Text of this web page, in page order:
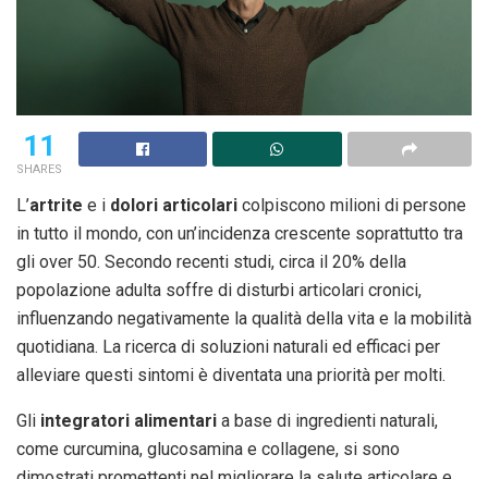
11
SHARES
L’artrite e i dolori articolari colpiscono milioni di persone
in tutto il mondo, con un’incidenza crescente soprattutto tra
gli over 50. Secondo recenti studi, circa il 20% della
popolazione adulta soffre di disturbi articolari cronici,
influenzando negativamente la qualità della vita e la mobilità
quotidiana. La ricerca di soluzioni naturali ed efficaci per
alleviare questi sintomi è diventata una priorità per molti.
Gli integratori alimentari a base di ingredienti naturali,
come curcumina, glucosamina e collagene, si sono